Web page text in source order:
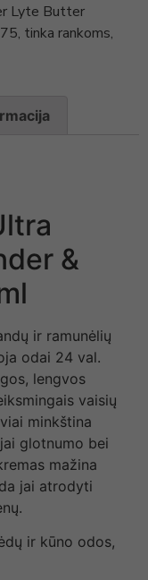
Lyte Butter
tinka rankoms,
&
ir ramunėlių
odai 24 val.
lengvos
vaisių
minkština
glotnumo bei
mažina
jai atrodyti
ir kūno odos,